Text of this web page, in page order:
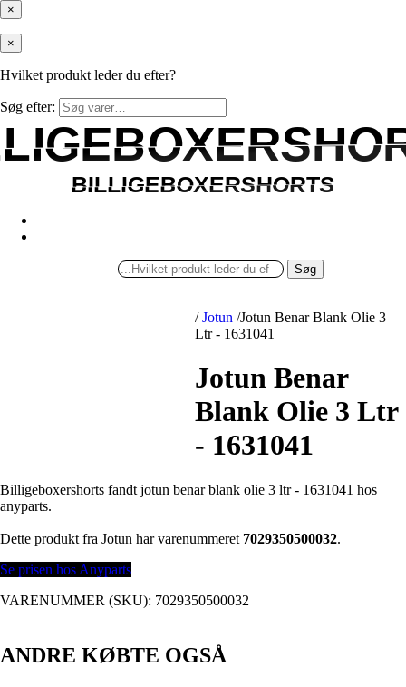
×
×
Hvilket produkt leder du efter?
Søg efter:
BILLIGEBOXERSHORTS
BILLIGEBOXERSHORTS
Søg
/ Jotun /Jotun Benar Blank Olie 3
Ltr - 1631041
Jotun Benar
Blank Olie 3 Ltr
- 1631041
Billigeboxershorts fandt jotun benar blank olie 3 ltr - 1631041 hos
anyparts.
Dette produkt fra Jotun har varenummeret 7029350500032.
Se prisen hos Anyparts
VARENUMMER (SKU): 7029350500032
ANDRE KØBTE OGSÅ